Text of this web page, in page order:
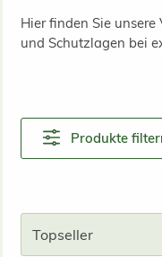
Hier finden Sie unsere
und Schutzlagen bei
Produkte